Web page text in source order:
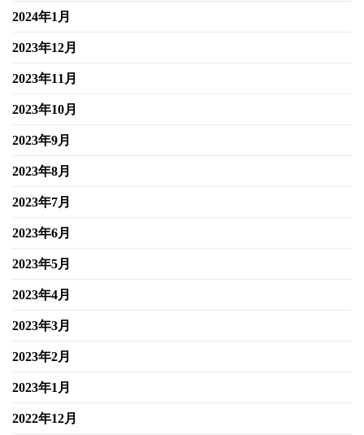
2024年1月
2023年12月
2023年11月
2023年10月
2023年9月
2023年8月
2023年7月
2023年6月
2023年5月
2023年4月
2023年3月
2023年2月
2023年1月
2022年12月